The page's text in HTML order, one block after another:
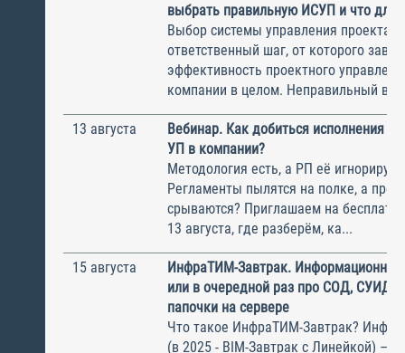
выбрать правильную ИСУП и что для
Выбор системы управления
ответственный шаг, от которого
эффективность проектного
компании в целом. Неправильный
13 августа
Вебинар. Как добиться исполнения
УП в компании?
Методология есть, а РП её
Регламенты пылятся на полке, а
срываются? Приглашаем на
13 августа, где разберём, ка...
15 августа
ИнфраТИМ-Завтрак.
или в очередной раз про СОД, СУИД и
папочки на сервере
Что такое ИнфраТИМ-Завтрак?
(в 2025 - BIM-Завтрак с Линейкой) –